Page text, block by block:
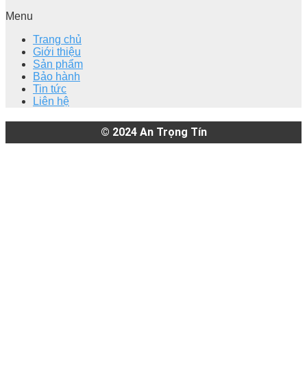
Menu
Trang chủ
Giới thiệu
Sản phẩm
Bảo hành
Tin tức
Liên hệ
© 2024 An Trọng Tín